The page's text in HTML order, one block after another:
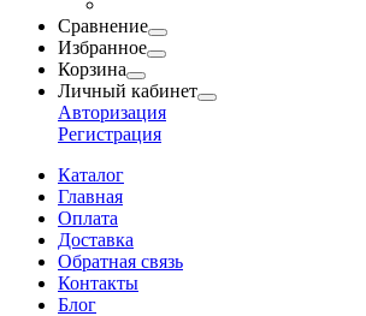
Сравнение
Избранное
Корзина
Личный кабинет
Авторизация
Регистрация
Каталог
Главная
Оплата
Доставка
Обратная связь
Контакты
Блог